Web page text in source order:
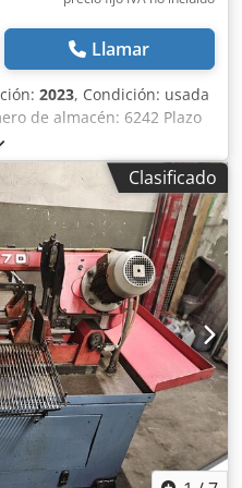
Llamar
2023, Condición: usada
de almacén: 6242 Plazo
venta previa País de
stock: 1 unidad Tipo de
de la cinta de
de la cinta: 35/70 m/min
220 mm Capacidad de
de corte a 0°
de corte a 45° redondo: 160
de corte a 60° redondo:
de trabajo: 965 mm
mm Altura: 1860 mm
/ estado como
6.730,00 €)
banco manual con
por peso propio con
Equipo de
de rodillos y
Clasificado